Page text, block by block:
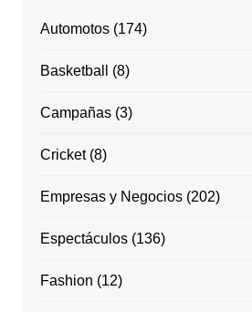
Automotos(174)
Basketball (8)
Campañas(3)
Cricket(8)
Empresas y Negocios(202)
Espectáculos(136)
Fashion (12)